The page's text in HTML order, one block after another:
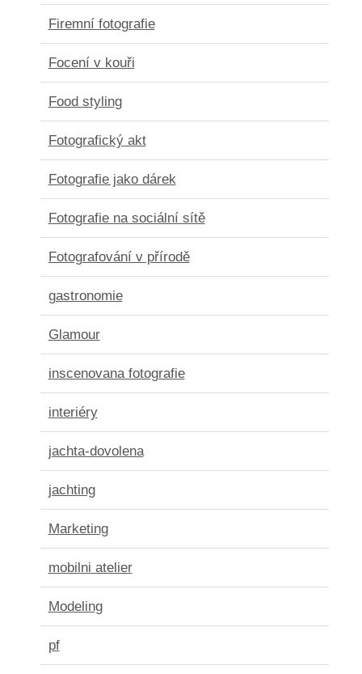
Firemní fotografie
Focení v kouři
Food styling
Fotografický akt
Fotografie jako dárek
Fotografie na sociální sítě
Fotografování v přírodě
gastronomie
Glamour
inscenovana fotografie
interiéry
jachta-dovolena
jachting
Marketing
mobilni atelier
Modeling
pf